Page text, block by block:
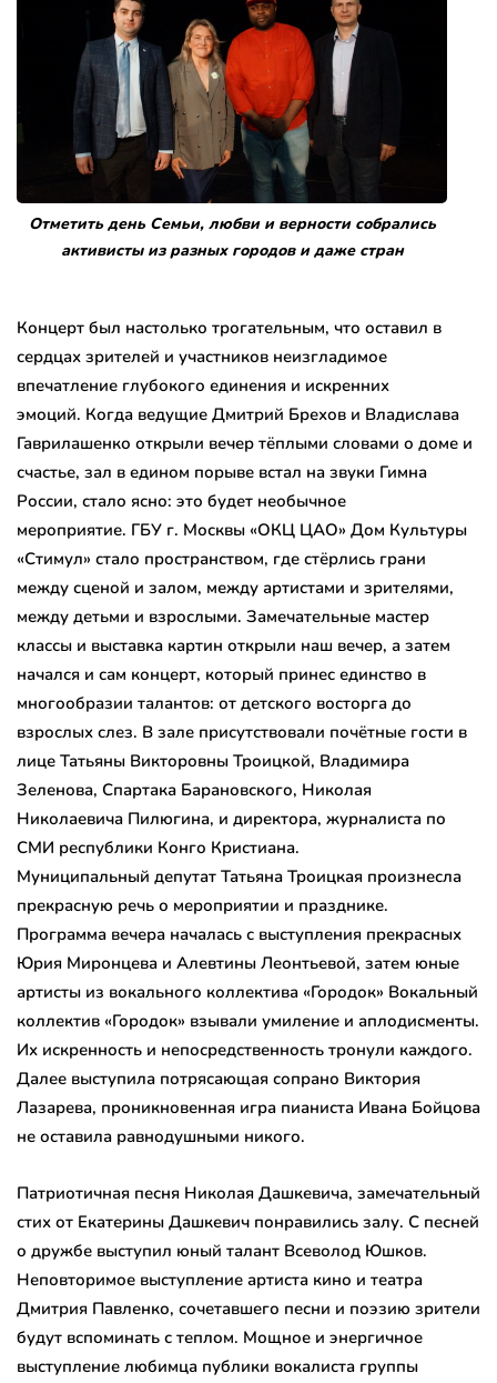
Отметить день Семьи, любви и верности собрались
активисты из разных городов и даже стран
Концерт был настолько трогательным, что оставил в
сердцах зрителей и участников неизгладимое
впечатление глубокого единения и искренних
эмоций. Когда ведущие Дмитрий Брехов и Владислава
Гаврилашенко открыли вечер тёплыми словами о доме и
счастье, зал в едином порыве встал на звуки Гимна
России, стало ясно: это будет необычное
мероприятие. ГБУ г. Москвы «ОКЦ ЦАО» Дом Культуры
«Стимул» стало пространством, где стёрлись грани
между сценой и залом, между артистами и зрителями,
между детьми и взрослыми. Замечательные мастер
классы и выставка картин открыли наш вечер, а затем
начался и сам концерт, который принес единство в
многообразии талантов: от детского восторга до
взрослых слез. В зале присутствовали почётные гости в
лице Татьяны Викторовны Троицкой, Владимира
Зеленова, Спартака Барановского, Николая
Николаевича Пилюгина, и директора, журналиста по
СМИ республики Конго Кристиана.
Муниципальный депутат Татьяна Троицкая произнесла
прекрасную речь о мероприятии и празднике.
Программа вечера началась с выступления прекрасных
Юрия Миронцева и Алевтины Леонтьевой, затем юные
артисты из вокального коллектива «Городок» Вокальный
коллектив «Городок» взывали умиление и аплодисменты.
Их искренность и непосредственность тронули каждого.
Далее выступила потрясающая сопрано Виктория
Лазарева, проникновенная игра пианиста Ивана Бойцова
не оставила равнодушными никого.
Патриотичная песня Николая Дашкевича, замечательный
стих от Екатерины Дашкевич понравились залу. С песней
о дружбе выступил юный талант Всеволод Юшков.
Неповторимое выступление артиста кино и театра
Дмитрия Павленко, сочетавшего песни и поэзию зрители
будут вспоминать с теплом. Мощное и энергичное
выступление любимца публики вокалиста группы